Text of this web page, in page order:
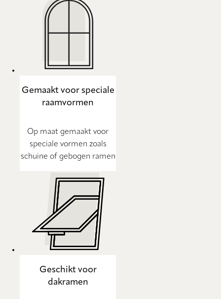
Gemaakt voor speciale
raamvormen
Op maat gemaakt voor
speciale vormen zoals
schuine of gebogen ramen
Geschikt voor
dakramen